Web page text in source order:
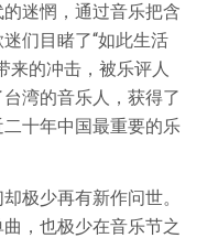
迷惘，通过音乐把含
们目睹了“如此生活
来的冲击，被乐评人
湾的音乐人，获得了
十年中国最重要的乐
极少再有新作问世。
，也极少在音乐节之